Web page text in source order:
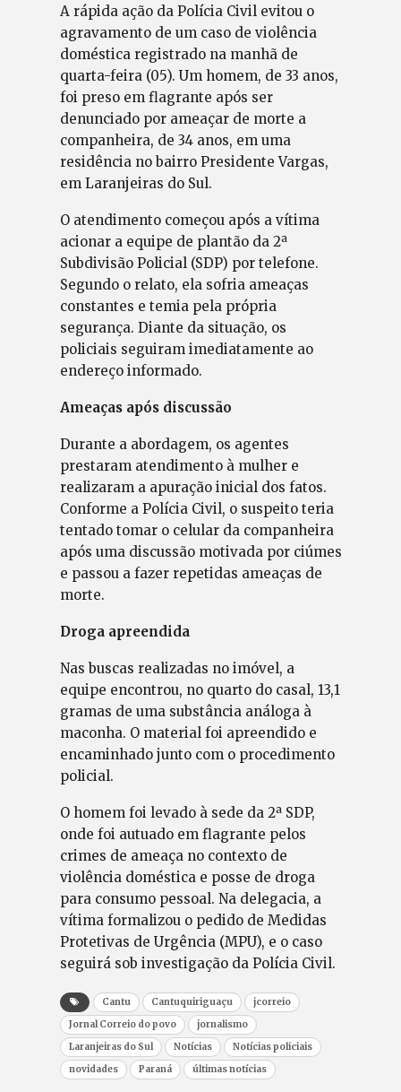
A rápida ação da Polícia Civil evitou o
agravamento de um caso de violência
doméstica registrado na manhã de
quarta-feira (05). Um homem, de 33 anos,
foi preso em flagrante após ser
denunciado por ameaçar de morte a
companheira, de 34 anos, em uma
residência no bairro Presidente Vargas,
em Laranjeiras do Sul.
O atendimento começou após a vítima
acionar a equipe de plantão da 2ª
Subdivisão Policial (SDP) por telefone.
Segundo o relato, ela sofria ameaças
constantes e temia pela própria
segurança. Diante da situação, os
policiais seguiram imediatamente ao
endereço informado.
Ameaças após discussão
Durante a abordagem, os agentes
prestaram atendimento à mulher e
realizaram a apuração inicial dos fatos.
Conforme a Polícia Civil, o suspeito teria
tentado tomar o celular da companheira
após uma discussão motivada por ciúmes
e passou a fazer repetidas ameaças de
morte.
Droga apreendida
Nas buscas realizadas no imóvel, a
equipe encontrou, no quarto do casal, 13,1
gramas de uma substância análoga à
maconha. O material foi apreendido e
encaminhado junto com o procedimento
policial.
O homem foi levado à sede da 2ª SDP,
onde foi autuado em flagrante pelos
crimes de ameaça no contexto de
violência doméstica e posse de droga
para consumo pessoal. Na delegacia, a
vítima formalizou o pedido de Medidas
Protetivas de Urgência (MPU), e o caso
seguirá sob investigação da Polícia Civil.
Cantu Cantuquiriguaçu
jcorreio
Jornal Correio do povo
jornalismo
Laranjeiras do Sul
Notícias
Notícias policiais
novidades
Paraná últimas notícias